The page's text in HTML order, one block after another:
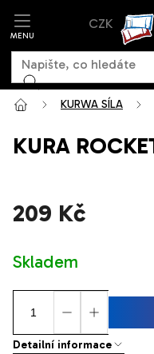
CZK
KURWA SÍLA
KURA
209 Kč
cena:
Skladem
Detailní informace